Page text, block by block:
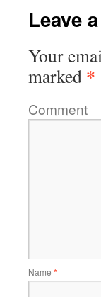
Leave
Your
marked *
Comment
Name *